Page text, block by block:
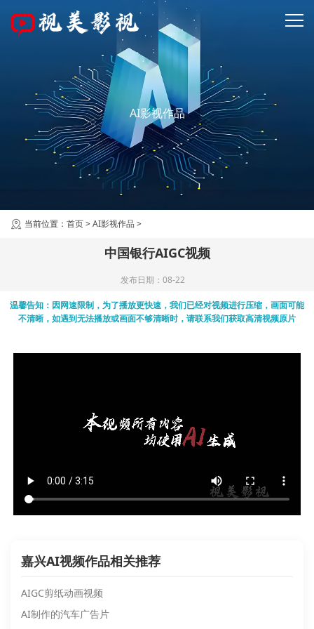
AI影视作品
当前位置： 首页>AI影视作品 >
中国银行AIGC视频
发布日期：08-22
温馨告知：因网速限制，为了播放更快速，我们已经对视频进行压缩，画面可能
不清晰，如遇到无法播放或画面不够清晰时，请联系我们获取高清视频原片
嘉兴AI视频作品相关推荐
AIGC剪纸动画视频
AI制作的汽车广告片